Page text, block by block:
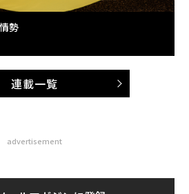
勢
連載一覧
advertisement